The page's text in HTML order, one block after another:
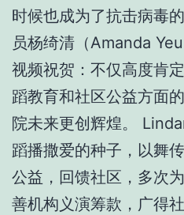
时候也成为了抗击病毒
员杨绮清（Amanda
视频祝贺：不仅高度肯
蹈教育和社区公益方面
院未来更创辉煌。
蹈播撒爱的种子，以舞
公益，回馈社区，多次
善机构义演筹款，广得